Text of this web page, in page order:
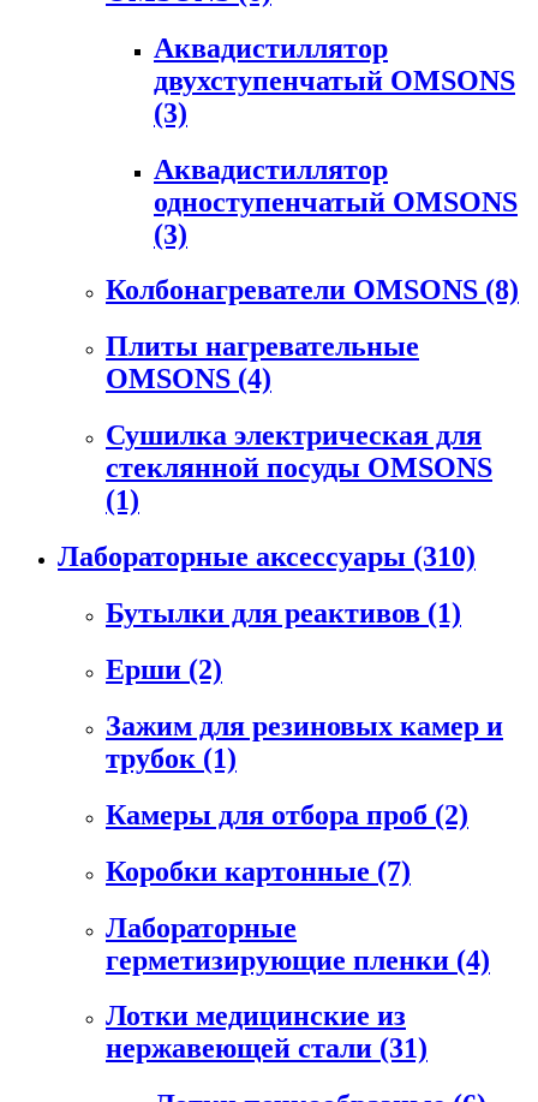
Аквадистиллятор
двухступенчатый OMSONS
(3)
Аквадистиллятор
одноступенчатый OMSONS
(3)
Колбонагреватели OMSONS (8)
Плиты нагревательные
OMSONS (4)
Сушилка электрическая для
стеклянной посуды OMSONS
(1)
Лабораторные аксессуары (310)
Бутылки для реактивов (1)
Ерши (2)
Зажим для резиновых камер и
трубок (1)
Камеры для отбора проб (2)
Коробки картонные (7)
Лабораторные
герметизирующие пленки (4)
Лотки медицинские из
нержавеющей стали (31)